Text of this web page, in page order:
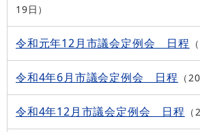
19日
令和元年12月市議会定例会 日程
令和4年6月市議会定例会 日程
令和4年12月市議会定例会 日程